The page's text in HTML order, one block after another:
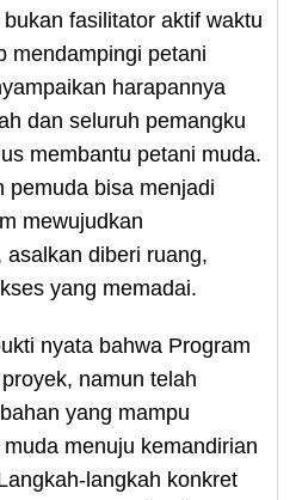
fasilitator aktif waktu
mendampingi petani
harapannya
dan seluruh pemangku
membantu petani muda.
pemuda bisa menjadi
mewujudkan
diberi ruang,
yang memadai.
nyata bahwa Program
namun telah
yang mampu
menuju kemandirian
langkah konkret